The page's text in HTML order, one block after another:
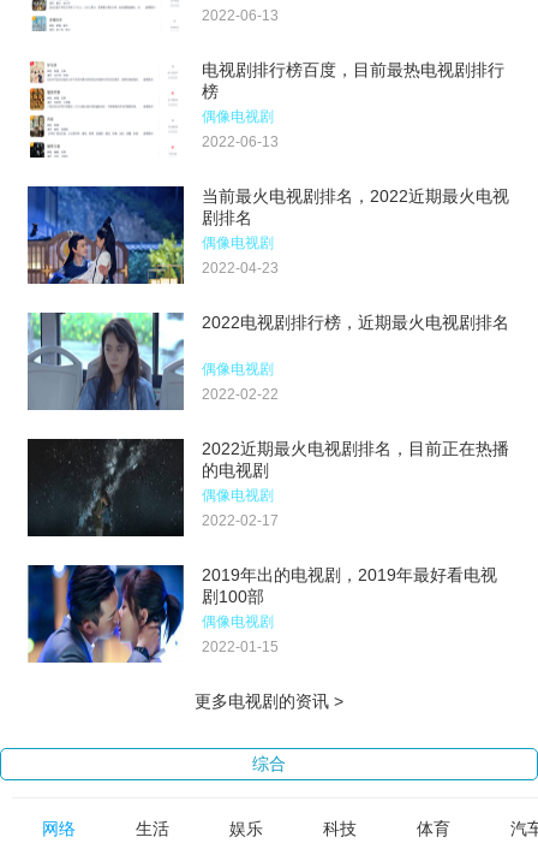
2022-06-13
电视剧排行榜百度，目前最热电视剧排行
榜
偶像电视剧
2022-06-13
当前最火电视剧排名，2022近期最火电视
剧排名
偶像电视剧
2022-04-23
2022电视剧排行榜，近期最火电视剧排名
偶像电视剧
2022-02-22
2022近期最火电视剧排名，目前正在热播
的电视剧
偶像电视剧
2022-02-17
2019年出的电视剧，2019年最好看电视
剧100部
偶像电视剧
2022-01-15
更多电视剧的资讯 >
综合
网络 生活 娱乐 科技 体育 汽